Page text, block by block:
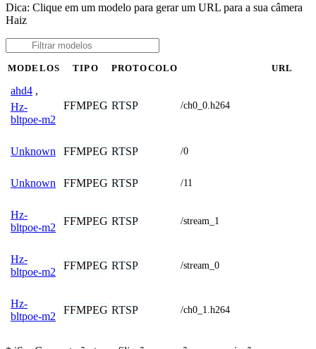
Dica: Clique em um modelo para gerar um URL para a sua câmera
Haiz
MODELOS TIPO PROTOCOLO URL
ahd4 ,
Hz-
bltpoe-m2
FFMPEG RTSP /ch0_0.h264
Unknown FFMPEG RTSP /0
Unknown FFMPEG RTSP /11
Hz-
bltpoe-m2
FFMPEG RTSP /stream_1
Hz-
bltpoe-m2
FFMPEG RTSP /stream_0
Hz-
bltpoe-m2
FFMPEG RTSP /ch0_1.h264